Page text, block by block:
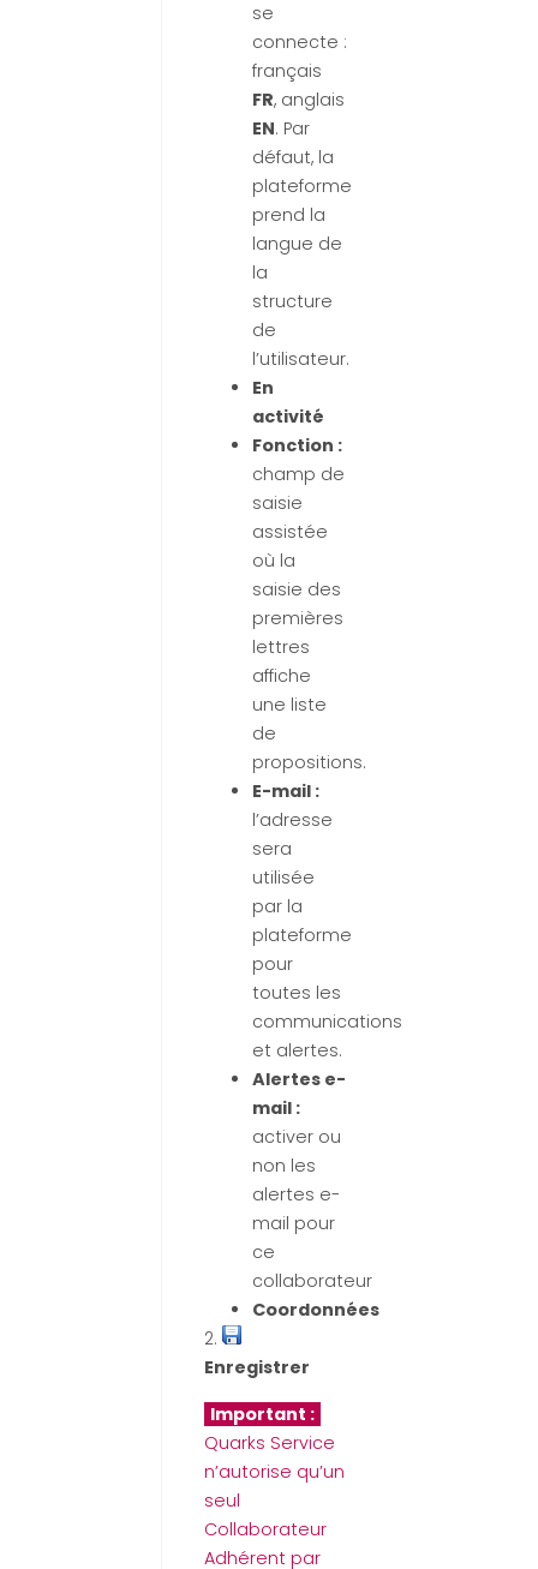
se
connecte :
français
FR, anglais
EN. Par
défaut, la
plateforme
prend la
langue de
la
structure
de
l’utilisateur.
En
activité
Fonction :
champ de
saisie
assistée
où la
saisie des
premières
lettres
affiche
une liste
de
propositions.
E-mail :
l’adresse
sera
utilisée
par la
plateforme
pour
toutes les
communications
et alertes.
Alertes e-
mail :
activer ou
non les
alertes e-
mail pour
ce
collaborateur
Coordonnées
2.
Enregistrer
Important :
Quarks Service
n’autorise qu’un
seul
Collaborateur
Adhérent par